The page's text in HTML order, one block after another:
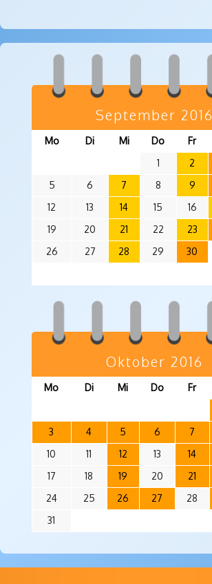
September 2016
Mo Di Mi Do Fr
1
2
5
6 7 8 9
12
13 14 15 16
19
20 21 22 23
26
27 28 29 30
Oktober 2016
Mo Di Mi Do Fr
3
4 5 6 7
10
11 12 13 14
17
18 19 20 21
24
25 26 27 28
31